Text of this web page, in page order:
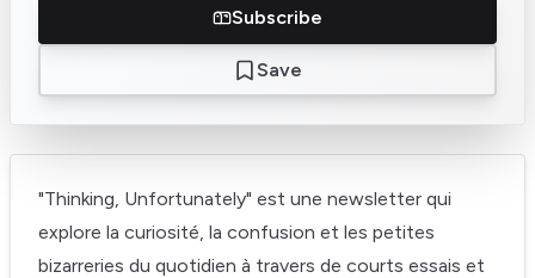
Subscribe
Save
"Thinking, Unfortunately" est une newsletter qui
explore la curiosité, la confusion et les petites
bizarreries du quotidien à travers de courts essais et